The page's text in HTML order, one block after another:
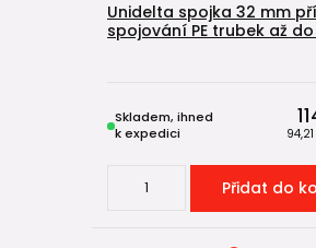
Unidelta spojka 32 mm
spojování PE trubek až do
Skladem, ihned
k expedici
Přidat do